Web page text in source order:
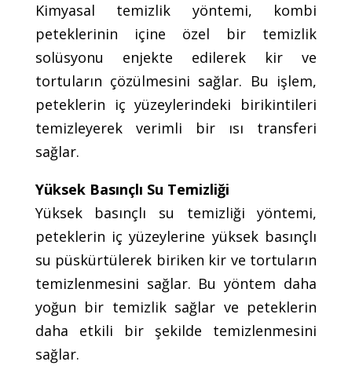
Kimyasal temizlik yöntemi, kombi
peteklerinin içine özel bir temizlik
solüsyonu enjekte edilerek kir ve
tortuların çözülmesini sağlar. Bu işlem,
peteklerin iç yüzeylerindeki birikintileri
temizleyerek verimli bir ısı transferi
sağlar.
Yüksek Basınçlı Su Temizliği
Yüksek basınçlı su temizliği yöntemi,
peteklerin iç yüzeylerine yüksek basınçlı
su püskürtülerek biriken kir ve tortuların
temizlenmesini sağlar. Bu yöntem daha
yoğun bir temizlik sağlar ve peteklerin
daha etkili bir şekilde temizlenmesini
sağlar.